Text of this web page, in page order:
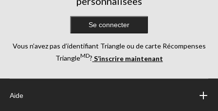
Se connecter
Vous n’avez pas d’identifiant Triangle ou de carte Récompenses
TriangleMD? S’inscrire maintenant
Aide